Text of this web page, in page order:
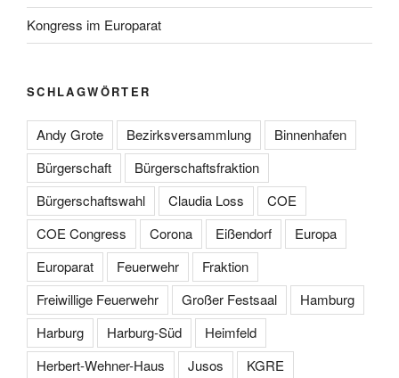
Kongress im Europarat
SCHLAGWÖRTER
Andy Grote Bezirksversammlung
Binnenhafen
Bürgerschaft
Bürgerschaftsfraktion
Bürgerschaftswahl
Claudia Loss
COE
COE Congress
Corona Eißendorf
Europa
Europarat
Feuerwehr
Fraktion
Freiwillige Feuerwehr
Großer Festsaal
Hamburg
Harburg
Harburg-Süd
Heimfeld
Herbert-Wehner-Haus
Jusos
KGRE